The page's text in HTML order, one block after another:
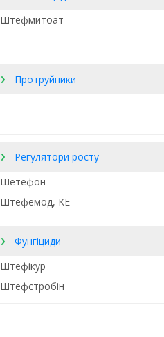
Штефмитоат
Протруйники
Регулятори росту
Шетефон
Штефемод, КЕ
Фунгіциди
Штефікур
Штефстробін